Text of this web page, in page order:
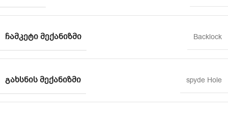
ᲩᲐᲛᲙᲔᲢᲘ ᲛᲔᲥᲐᲜᲘᲖᲛᲘ Backlock
ᲒᲐᲮᲡᲜᲘᲡ ᲛᲔᲥᲐᲜᲘᲖᲛᲘ spyde Hole